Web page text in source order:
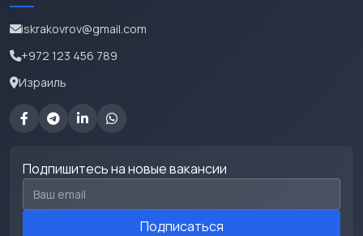
iskrakovrov@gmail.com
+972 123 456 789
Израиль
Подпишитесь на новые вакансии
Email для подписки
Подписаться